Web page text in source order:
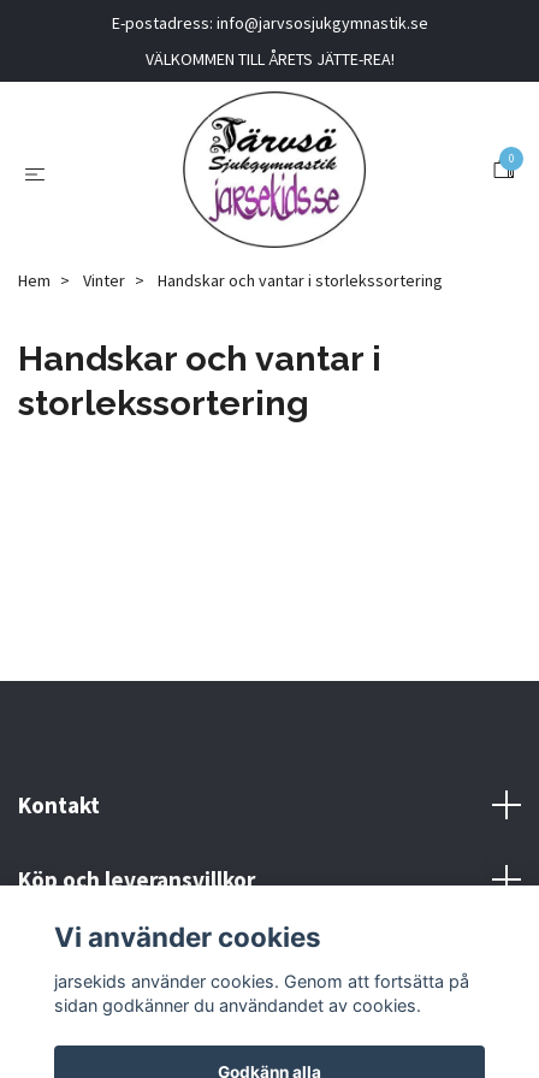
E-postadress: info@jarvsosjukgymnastik.se
VÄLKOMMEN TILL ÅRETS JÄTTE-REA!
0
Hem Vinter Handskar och vantar i storlekssortering
Handskar och vantar i
storlekssortering
Kontakt
Köp och leveransvillkor
Sociala medier
Vi använder cookies
jarsekids använder cookies. Genom att fortsätta på
sidan godkänner du användandet av cookies.
Godkänn alla